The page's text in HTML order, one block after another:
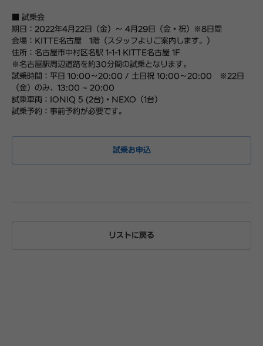
■ 試乗会
期日：2022年4月22日（金）〜 4月29日（金・祝）※8日間
会場：KITTE名古屋 1階（スタッフよりご案内します。）
住所：名古屋市中村区名駅 1-1-1 KITTE名古屋 1F
※名古屋駅周辺道路を約30分間の試乗となります。
試乗時間：平日 10:00～20:00 / 土日祝 10:00～20:00 ※22日
（金）のみ、13:00 ~ 20:00
試乗車両：IONIQ 5 (2台)・NEXO（1台）
試乗予約：事前予約が必要です。
試乗お申込
リストに戻る